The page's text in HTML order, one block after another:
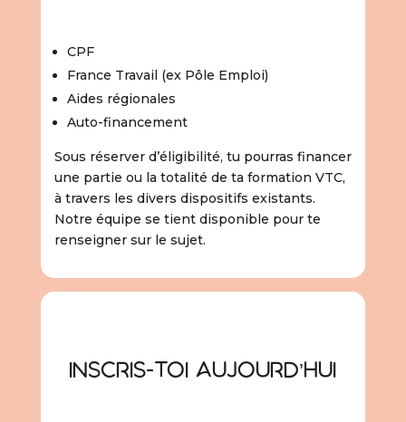
CPF
France Travail (ex Pôle Emploi)
Aides régionales
Auto-financement
Sous réserver d’éligibilité, tu pourras financer
une partie ou la totalité de ta formation VTC,
à travers les divers dispositifs existants.
Notre équipe se tient disponible pour te
renseigner sur le sujet.
Inscris-toi aujourd’hui